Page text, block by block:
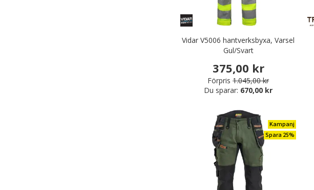
Vidar V5006 hantverksbyxa, Varsel
Gul/Svart
375,00 kr
Förpris 1.045,00 kr
Du sparar: 670,00 kr
Kampanj
Spara 25%